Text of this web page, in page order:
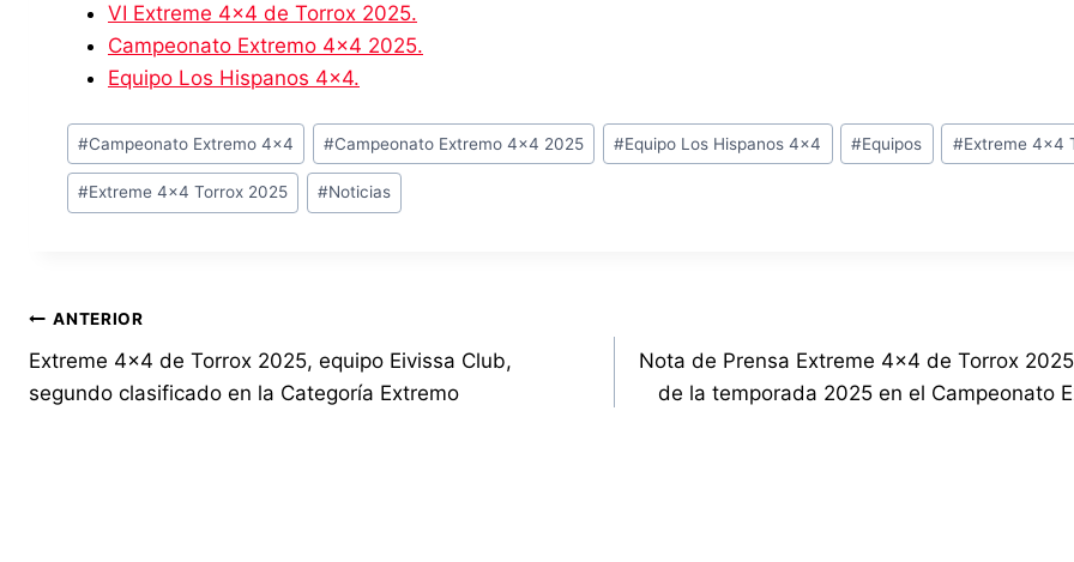
VI Extreme 4×4 de Torrox 2025.
Campeonato Extremo 4×4 2025.
Equipo Los Hispanos 4×4.
Etiquetas
de
la
#Campeonato Extremo 4x4 #Campeonato Extremo 4x4 2025 #Equipo Los Hispanos 4x4 #Equipos #Extreme 4x4
#Extreme 4x4 Torrox 2025 #Noticias
Navegación
de
ANTERIOR
Extreme 4×4 de Torrox 2025, equipo Eivissa Club,
segundo clasificado en la Categoría Extremo
Nota de Prensa Extreme 4×4 de Torrox
de la temporada 2025 en el Campeonato